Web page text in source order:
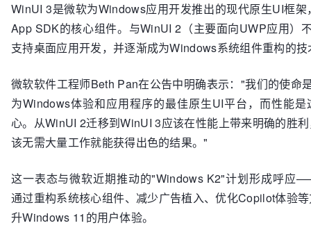
WinUI 3是微软为Windows应用开发推出的现代原生UI框
App SDK的核心组件。与WinUI 2（主要面向UWP应用）
支持桌面应用开发，并逐渐成为Windows系统组件重构的
微软软件工程师Beth Pan在公告中明确表示："我们的使命
为Windows体验和应用程序的最佳原生UI平台，而性能是
心。从WinUI 2迁移到WinUI 3应该在性能上带来明确的胜
该无需大量工作就能获得出色的结果。"
这一表态与微软近期推动的"Windows K2"计划形成呼应
通过重构系统核心组件、减少广告植入、优化Copilot体验
升Windows 11的用户体验。